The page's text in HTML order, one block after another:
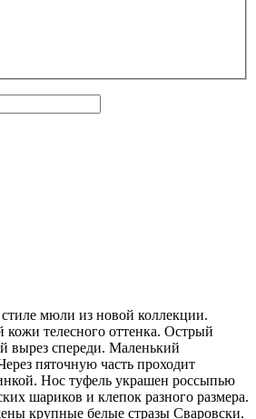
мюли из новой коллекции.
телесного оттенка. Острый
вырез спереди. Маленький
пяточную часть проходит
Нос туфель украшен россыпью
шариков и клепок разного размера.
крупные белые стразы Сваровски.